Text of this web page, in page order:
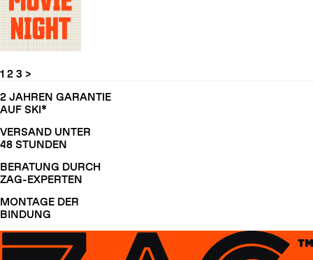
1 2 3 >
2 JAHREN GARANTIE
AUF SKI*
VERSAND UNTER
48 STUNDEN
BERATUNG DURCH
ZAG-EXPERTEN
MONTAGE DER
BINDUNG